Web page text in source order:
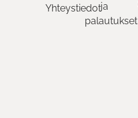
Yhteystiedotja
palautukset